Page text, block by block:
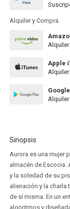
Alquiler y Compra
Alquiler:
Apple
Alquiler:
Alquiler:
Sinopsis
Aurora es una mujer
almacén de Escocia.
y la soledad de su
alienación y la charla
de sí misma. En un
algoritmos y